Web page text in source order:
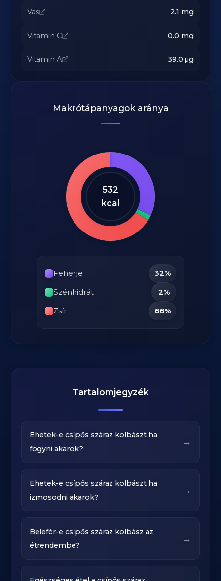
Vas 2.1 mg
Vitamin C 0.0 mg
Vitamin A 39.0 μg
Makrótápanyagok aránya
532
kcal
Fehérje
32%
Szénhidrát
2%
Zsír
66%
Tartalomjegyzék
Ehetek-e csípős száraz kolbászt ha
fogyni akarok?
→
Ehetek-e csípős száraz kolbászt ha
izmosodni akarok?
→
Belefér-e csípős száraz kolbász az
étrendembe?
→